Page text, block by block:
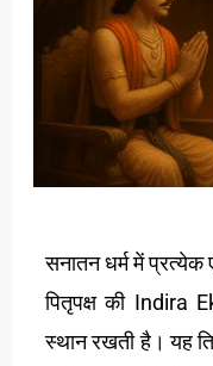
सनातन धर्म में
पितृपक्ष की Indira
स्थान रखती है। यह